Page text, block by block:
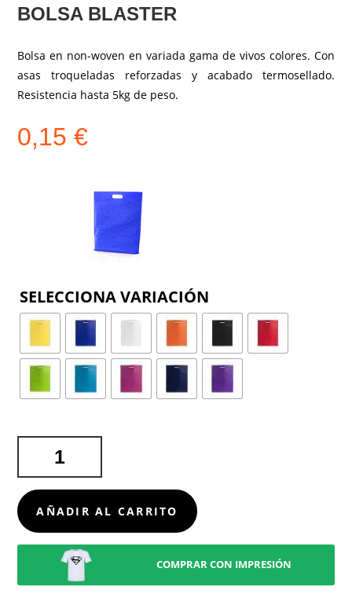
BOLSA BLASTER
Bolsa en non-woven en variada gama de vivos colores. Con
asas troqueladas reforzadas y acabado termosellado.
Resistencia hasta 5kg de peso.
0,15€
BLASTER
CANTIDAD
AÑADIR AL CARRITO
COMPRAR CON IMPRESIÓN